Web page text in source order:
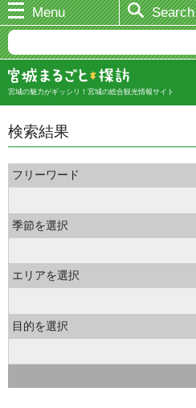
Menu Search
宮城の魅力がギッシリ！宮城の総合観光情報サイト
検索結果
フリーワード
季節を選択
エリアを選択
目的を選択